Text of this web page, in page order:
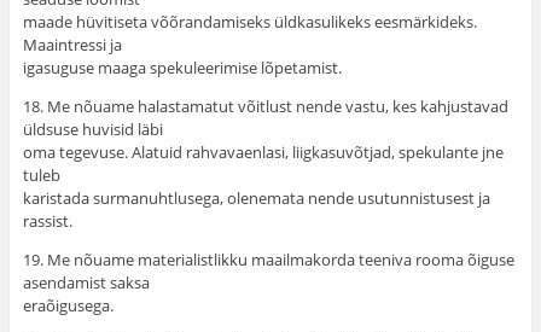
maade hüvitiseta võõrandamiseks üldkasulikeks eesmärkideks.
Maaintressi ja
igasuguse maaga spekuleerimise lõpetamist.
18. Me nõuame halastamatut võitlust nende vastu, kes kahjustavad
üldsuse huvisid läbi
oma tegevuse. Alatuid rahvavaenlasi, liigkasuvõtjad, spekulante jne
tuleb
karistada surmanuhtlusega, olenemata nende usutunnistusest ja
rassist.
19. Me nõuame materialistlikku maailmakorda teeniva rooma õiguse
asendamist saksa
eraõigusega.